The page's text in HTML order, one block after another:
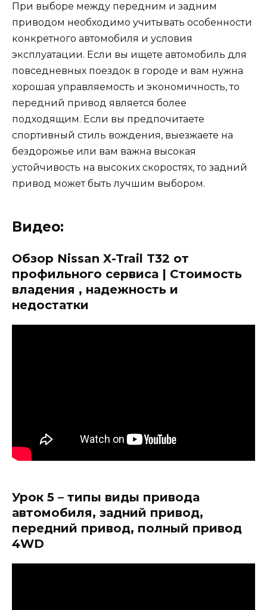
При выборе между передним и задним
приводом необходимо учитывать особенности
конкретного автомобиля и условия
эксплуатации. Если вы ищете автомобиль для
повседневных поездок в городе и вам нужна
хорошая управляемость и экономичность, то
передний привод является более
подходящим. Если вы предпочитаете
спортивный стиль вождения, выезжаете на
бездорожье или вам важна высокая
устойчивость на высоких скоростях, то задний
привод может быть лучшим выбором.
Видео:
Обзор Nissan X-Trail T32 от
профильного сервиса | Стоимость
владения , надежность и
недостатки
Урок 5 – типы виды привода
автомобиля, задний привод,
передний привод, полный привод
4WD